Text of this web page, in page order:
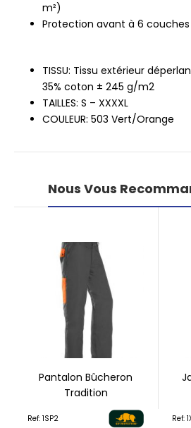
m²)
Protection avant à 6 couches
TISSU: Tissu extérieur
35% coton ± 245 g/m2
TAILLES: S – XXXXL
COULEUR: 503 Vert/Orange
Nous Vous
Pantalon Bûcheron
Tradition
Ref: 1SP2 Ref: